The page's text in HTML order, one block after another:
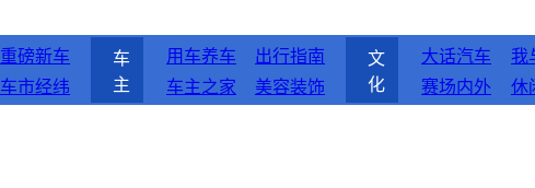
重磅新车
车市经纬
车
主
用车养车
出行指南
车主之家
美容装饰
文
化
大话汽车
我
赛场内外
休